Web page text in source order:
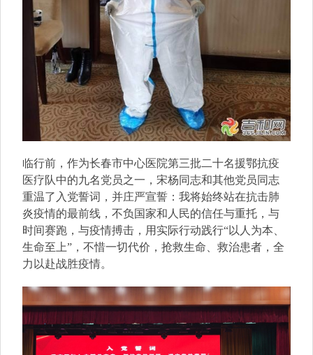
临行前，作为长春市中心医院第三批二十名援鄂抗疫
医疗队中的九名党员之一，宋杨同志和其他党员同志
重温了入党誓词，并庄严宣誓：我将始终站在抗击肺
炎疫情的最前线，不负国家和人民的信任与重托，与
时间赛跑，与疫情搏击，用实际行动践行“以人为本、
生命至上”，不惜一切代价，抢救生命、救治患者，全
力以赴战胜疫情。